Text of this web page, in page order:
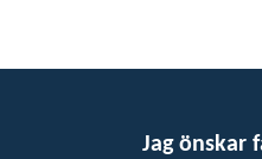
Jag önskar